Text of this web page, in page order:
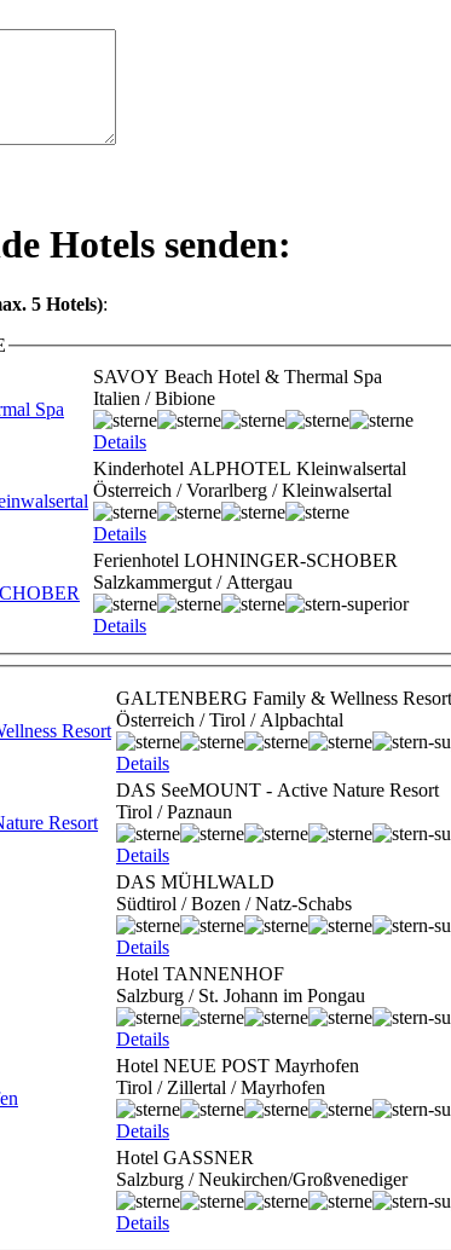
Hotels senden:
5 Hotels):
SAVOY Beach Hotel & Thermal Spa
Italien / Bibione
Details
Kinderhotel ALPHOTEL Kleinwalsertal
Österreich / Vorarlberg / Kleinwalsertal
Details
Ferienhotel LOHNINGER-SCHOBER
Salzkammergut / Attergau
Details
GALTENBERG Family & Wellness Resort
Österreich / Tirol / Alpbachtal
Details
DAS SeeMOUNT - Active Nature Resort
Tirol / Paznaun
Details
DAS MÜHLWALD
Südtirol / Bozen / Natz-Schabs
Details
Hotel TANNENHOF
Salzburg / St. Johann im Pongau
Details
Hotel NEUE POST Mayrhofen
Tirol / Zillertal / Mayrhofen
Details
Hotel GASSNER
Salzburg / Neukirchen/Großvenediger
Details